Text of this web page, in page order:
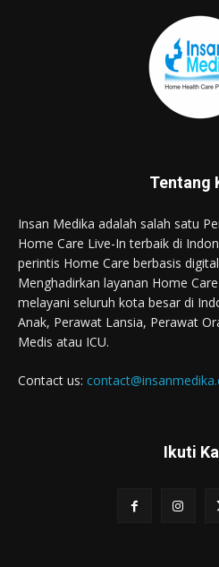
Tentang
Insan Medika adalah salah satu
Home Care Live-In terbaik di
perintis Home Care berbasis
Menghadirkan layanan Home
melayani seluruh kota besar di
Anak, Perawat Lansia, Perawat
Medis atau ICU.
Contact us:
Ikuti